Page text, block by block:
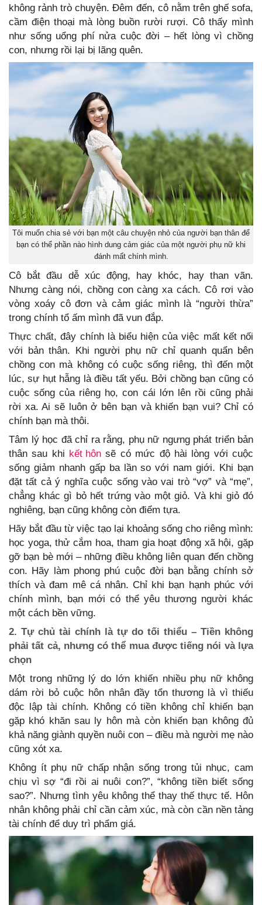
không rảnh trò chuyện. Đêm đến, cô nằm trên ghế sofa,
cầm điện thoại mà lòng buồn rười rượi. Cô thấy mình
như sống uổng phí nửa cuộc đời – hết lòng vì chồng
con, nhưng rồi lại bị lãng quên.
Tôi muốn chia sẻ với bạn một câu chuyện nhỏ của người bạn thân để
bạn có thể phần nào hình dung cảm giác của một người phụ nữ khi
đánh mất chính mình.
Cô bắt đầu dễ xúc động, hay khóc, hay than vãn.
Nhưng càng nói, chồng con càng xa cách. Cô rơi vào
vòng xoáy cô đơn và cảm giác mình là “người thừa”
trong chính tổ ấm mình đã vun đắp.
Thực chất, đây chính là biểu hiện của việc mất kết nối
với bản thân. Khi người phụ nữ chỉ quanh quẩn bên
chồng con mà không có cuộc sống riêng, thì đến một
lúc, sự hụt hẫng là điều tất yếu. Bởi chồng bạn cũng có
cuộc sống của riêng họ, con cái lớn lên rồi cũng phải
rời xa. Ai sẽ luôn ở bên bạn và khiến bạn vui? Chỉ có
chính bạn mà thôi.
Tâm lý học đã chỉ ra rằng, phụ nữ ngưng phát triển bản
thân sau khi kết hôn sẽ có mức độ hài lòng với cuộc
sống giảm nhanh gấp ba lần so với nam giới. Khi bạn
đặt tất cả ý nghĩa cuộc sống vào vai trò “vợ” và “mẹ”,
chẳng khác gì bỏ hết trứng vào một giỏ. Và khi giỏ đó
nghiêng, bạn cũng không còn điểm tựa.
Hãy bắt đầu từ việc tạo lại khoảng sống cho riêng mình:
học yoga, thử cắm hoa, tham gia hoạt động xã hội, gặp
gỡ bạn bè mới – những điều không liên quan đến chồng
con. Hãy làm phong phú cuộc đời bạn bằng chính sở
thích và đam mê cá nhân. Chỉ khi bạn hạnh phúc với
chính mình, bạn mới có thể yêu thương người khác
một cách bền vững.
2. Tự chủ tài chính là tự do tối thiểu – Tiền không
phải tất cả, nhưng có thể mua được tiếng nói và lựa
chọn
Một trong những lý do lớn khiến nhiều phụ nữ không
dám rời bỏ cuộc hôn nhân đầy tổn thương là vì thiếu
độc lập tài chính. Không có tiền không chỉ khiến bạn
gặp khó khăn sau ly hôn mà còn khiến bạn không đủ
khả năng giành quyền nuôi con – điều mà người mẹ nào
cũng xót xa.
Không ít phụ nữ chấp nhận sống trong tủi nhục, cam
chịu vì sợ “đi rồi ai nuôi con?”, “không tiền biết sống
sao?”. Nhưng tình yêu không thể thay thế thực tế. Hôn
nhân không phải chỉ cần cảm xúc, mà còn cần nền tảng
tài chính để duy trì phẩm giá.